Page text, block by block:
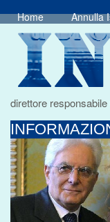
Home Annulla
direttore